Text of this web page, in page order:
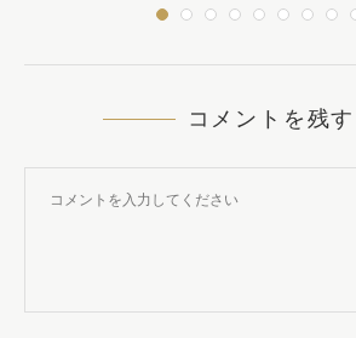
コメントを残す